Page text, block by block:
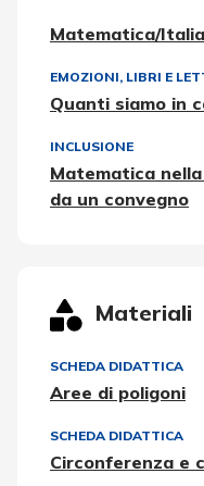
Matematica/
EMOZIONI, LIBRI E
Quanti siamo in
INCLUSIONE
Matematica
da un convegno
Materiali
SCHEDA DIDATTICA
Aree di poligoni
SCHEDA DIDATTICA
Circonferenza e